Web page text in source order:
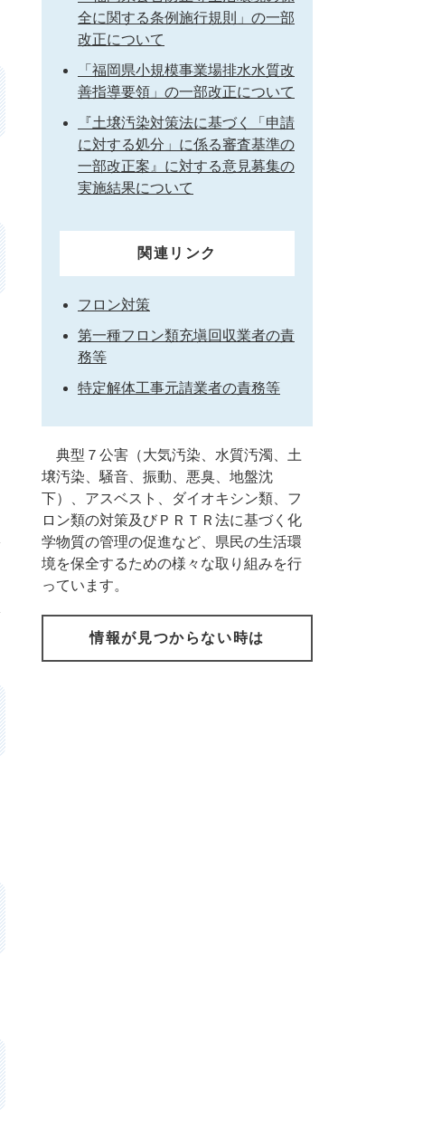
全に関する条例施行規則」の一部
改正について
「福岡県小規模事業場排水水質改
善指導要領」の一部改正について
『土壌汚染対策法に基づく「申請
に対する処分」に係る審査基準の
一部改正案』に対する意見募集の
実施結果について
関連リンク
フロン対策
第一種フロン類充塡回収業者の責
務等
特定解体工事元請業者の責務等
典型７公害（大気汚染、水質汚濁、土
壌汚染、騒音、振動、悪臭、地盤沈
下）、アスベスト、ダイオキシン類、フ
ロン類の対策及びＰＲＴＲ法に基づく化
学物質の管理の促進など、県民の生活環
境を保全するための様々な取り組みを行
っています。
情報が見つからない時は